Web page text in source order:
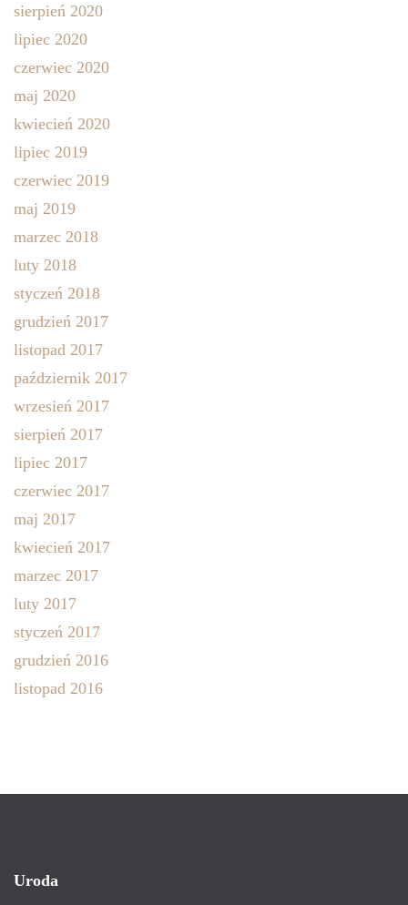
sierpień 2020
lipiec 2020
czerwiec 2020
maj 2020
kwiecień 2020
lipiec 2019
czerwiec 2019
maj 2019
marzec 2018
luty 2018
styczeń 2018
grudzień 2017
listopad 2017
październik 2017
wrzesień 2017
sierpień 2017
lipiec 2017
czerwiec 2017
maj 2017
kwiecień 2017
marzec 2017
luty 2017
styczeń 2017
grudzień 2016
listopad 2016
Uroda